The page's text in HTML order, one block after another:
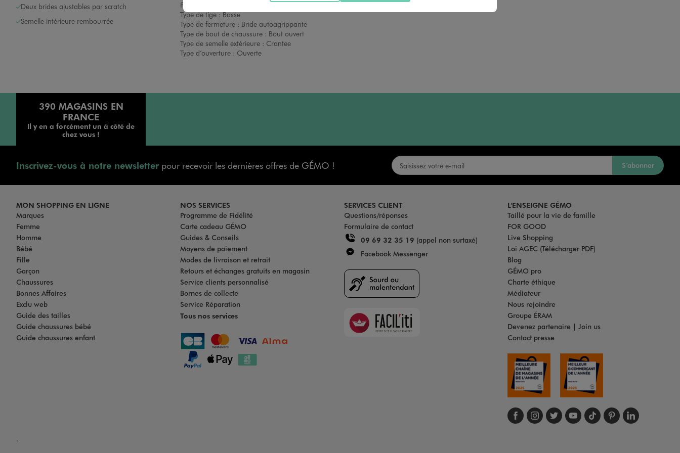
Deux brides ajustables par scratch
Semelle intérieure rembourrée
Forme de talon :
Type de tige :Basse
Type de fermeture : Bride autoagrippante
Type de bout de chaussure : Bout ouvert
Type de semelle extérieure : Crantee
Type d’ouverture : Ouverte
390 MAGASINS EN
FRANCE
Il y en a forcément un à côté de
chez vous !
Inscrivez-vous à notre newsletterpour recevoir les dernières offres de GÉMO ! S’abonner
MON SHOPPING EN LIGNE
Marques
Femme
Homme
Bébé
Fille
Garçon
Chaussures
Bonnes Affaires
Exclu web
Guide des tailles
Guide chaussures bébé
Guide chaussures enfant
NOS SERVICES
Programme de Fidélité
Carte cadeau GÉMO
Guides & Conseils
Moyens de paiement
Modes de livraison et retrait
Retours et échanges gratuits en magasin
Service clients personnalisé
Bornes de collecte
Service Réparation
Tous nos services
SERVICES CLIENT
Questions/réponses
Formulaire de contact
09 69 32 35 19 (appel non surtaxé)
Facebook Messenger
Faciliti
L'ENSEIGNE GÉMO
Taillé pour la vie de famille
FOR GOOD
Live Shopping
Loi AGEC (Télécharger PDF)
Blog
GÉMO pro
Charte éthique
Médiateur
Nous rejoindre
Groupe ÉRAM
Devenez partenaire | Join us
Contact presse
Suivez-nous sur
Suivez-nous sur
Suivez-nous sur
Suivez-nous
Suivez-
Suivez-
.